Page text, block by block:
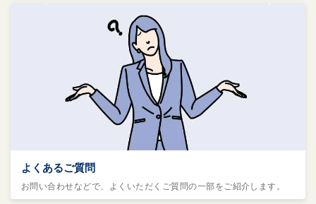
よくあるご質問
お問い合わせなどで、よくいただくご質問の一部をご紹介します。